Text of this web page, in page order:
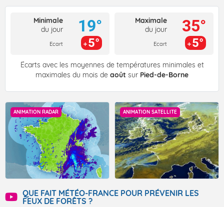
Minimale
du jour
Ecart
19°
5°
Maximale
du jour
Ecart
35°
5°
Écarts avec les moyennes de températures minimales et
maximales du mois de août sur Pied-de-Borne
ANIMATION RADAR ANIMATION SATELLITE
QUE FAIT MÉTÉO-FRANCE POUR PRÉVENIR LES
FEUX DE FORÊTS ?